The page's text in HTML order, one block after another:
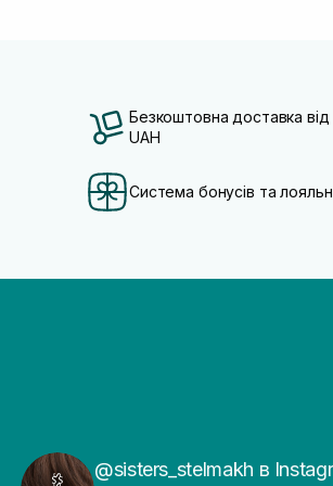
Безкоштовна доставка
UAH
Система бонусів та
@sisters_stelmakh в